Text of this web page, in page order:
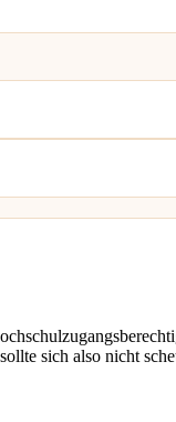
sich also nicht